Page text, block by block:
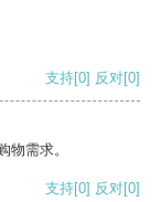
支持[0] 反对[0]
物需求。
支持[0] 反对[0]